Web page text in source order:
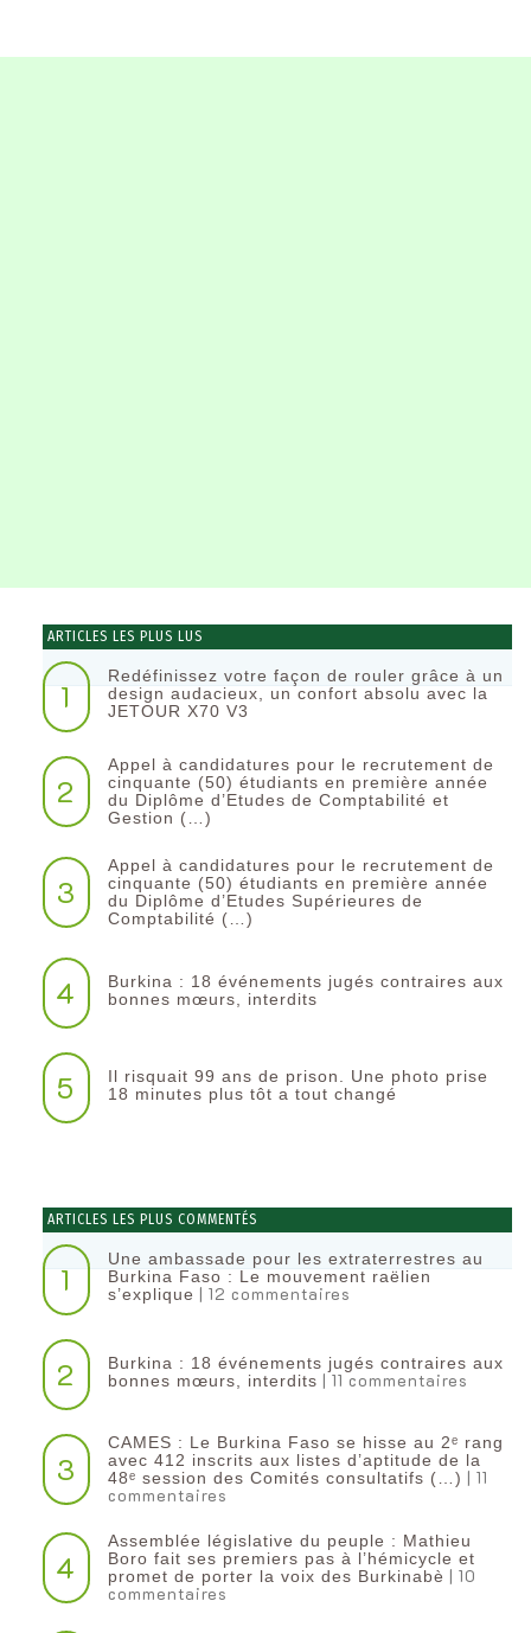
ARTICLES LES PLUS LUS
1
Redéfinissez votre façon de rouler grâce à un
design audacieux, un confort absolu avec la
JETOUR X70 V3
2
Appel à candidatures pour le recrutement de
cinquante (50) étudiants en première année
du Diplôme d’Etudes de Comptabilité et
Gestion (…)
3
Appel à candidatures pour le recrutement de
cinquante (50) étudiants en première année
du Diplôme d’Etudes Supérieures de
Comptabilité (…)
4
Burkina : 18 événements jugés contraires aux
bonnes mœurs, interdits
5
Il risquait 99 ans de prison. Une photo prise
18 minutes plus tôt a tout changé
ARTICLES LES PLUS COMMENTÉS
1
Une ambassade pour les extraterrestres au
Burkina Faso : Le mouvement raëlien
s’explique | 12 commentaires
2
Burkina : 18 événements jugés contraires aux
bonnes mœurs, interdits | 11 commentaires
3
CAMES : Le Burkina Faso se hisse au 2ᵉ rang
avec 412 inscrits aux listes d’aptitude de la
48ᵉ session des Comités consultatifs (…) | 11
commentaires
4
Assemblée législative du peuple : Mathieu
Boro fait ses premiers pas à l’hémicycle et
promet de porter la voix des Burkinabè | 10
commentaires